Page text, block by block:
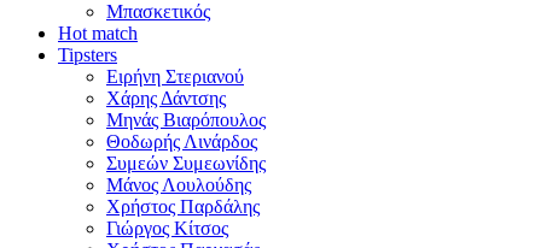
Μπασκετικός
Hot match
Tipsters
Ειρήνη Στεριανού
Χάρης Δάντσης
Μηνάς Βιαρόπουλος
Θοδωρής Λινάρδος
Συμεών Συμεωνίδης
Μάνος Λουλούδης
Χρήστος Παρδάλης
Γιώργος Κίτσος